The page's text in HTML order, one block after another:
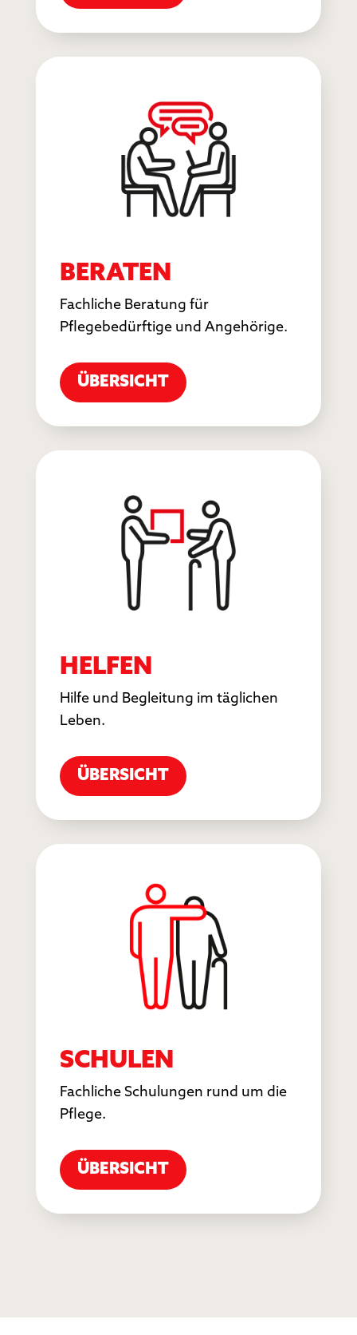
BERATEN
Fachliche Beratung für
Pflegebedürftige und Angehörige.
ÜBERSICHT
HELFEN
Hilfe und Begleitung im täglichen
Leben.
ÜBERSICHT
SCHULEN
Fachliche Schulungen rund um die
Pflege.
ÜBERSICHT